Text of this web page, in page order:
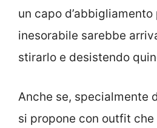
un capo
inesorabile sarebbe
stirarlo e desistendo
Anche se, specialmente
si propone con outfit che